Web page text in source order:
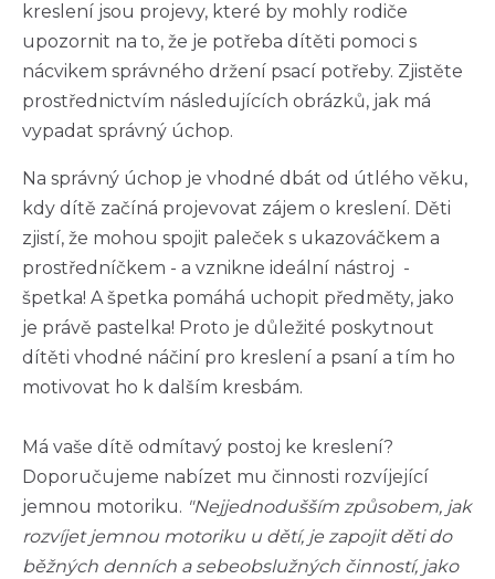
kreslení jsou projevy, které by mohly rodiče
upozornit na to, že je potřeba dítěti pomoci s
nácvikem správného držení psací potřeby. Zjistěte
prostřednictvím následujících obrázků, jak má
vypadat správný úchop.
Na správný úchop je vhodné dbát od útlého věku,
kdy dítě začíná projevovat zájem o kreslení. Děti
zjistí, že mohou spojit paleček s ukazováčkem a
prostředníčkem - a vznikne ideální nástroj -
špetka! A špetka pomáhá uchopit předměty, jako
je právě pastelka! Proto je důležité poskytnout
dítěti vhodné náčiní pro kreslení a psaní a tím ho
motivovat ho k dalším kresbám.
Má vaše dítě odmítavý postoj ke kreslení?
Doporučujeme nabízet mu činnosti rozvíjející
jemnou motoriku. "Nejjednodušším způsobem, jak
rozvíjet jemnou motoriku u dětí, je zapojit děti do
běžných denních a sebeobslužných činností, jako